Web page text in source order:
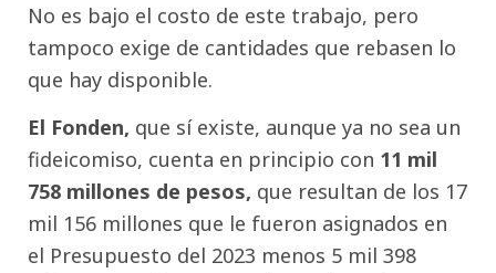
No es bajo el costo de este trabajo, pero
tampoco exige de cantidades que rebasen lo
que hay disponible.
El Fonden, que sí existe, aunque ya no sea un
fideicomiso, cuenta en principio con 11 mil
758 millones de pesos, que resultan de los 17
mil 156 millones que le fueron asignados en
el Presupuesto del 2023 menos 5 mil 398